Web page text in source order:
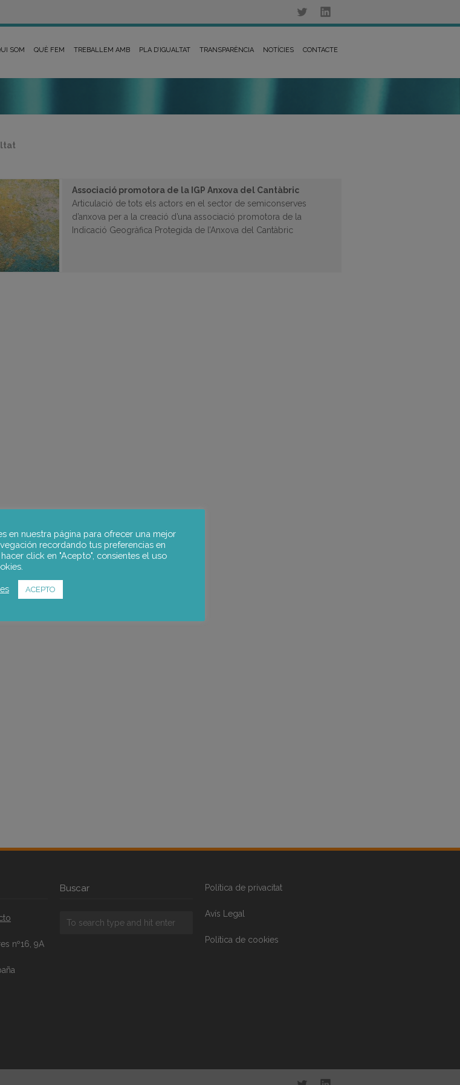
SOM QUÈ FEM TREBALLEM AMB PLA D’IGUALTAT TRANSPARÈNCIA NOTÍCIES CONTACTE
Associació promotora de la IGP Anxova del Cantàbric
Articulació de tots els actors en el sector de semiconserves
d’anxova per a la creació d’una associació promotora de la
Indicació Geogràfica Protegida de l’Anxova del Cantàbric
nº16, 9A
Buscar Política de privacitat
Avís Legal
Política de cookies
en nuestra página para ofrecer una mejor
recordando tus preferencias en
click en "Acepto", consientes el uso
ACEPTO